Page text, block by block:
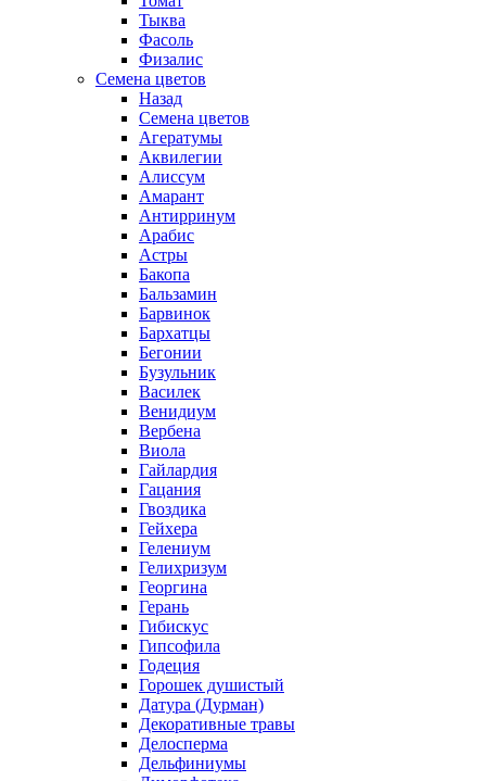
Тыква
Фасоль
Физалис
Семена цветов
Назад
Семена цветов
Агератумы
Аквилегии
Алиссум
Амарант
Антирринум
Арабис
Астры
Бакопа
Бальзамин
Барвинок
Бархатцы
Бегонии
Бузульник
Василек
Венидиум
Вербена
Виола
Гайлардия
Гацания
Гвоздика
Гейхера
Гелениум
Гелихризум
Георгина
Герань
Гибискус
Гипсофила
Годеция
Горошек душистый
Датура (Дурман)
Декоративные травы
Делосперма
Дельфиниумы